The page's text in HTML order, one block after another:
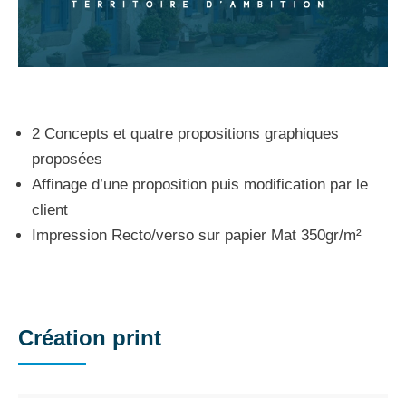
2 Concepts et quatre propositions graphiques
proposées
Affinage d’une proposition puis modification par le
client
Impression Recto/verso sur papier Mat 350gr/m²
Création print